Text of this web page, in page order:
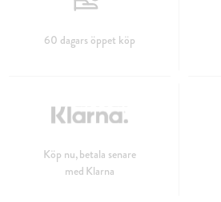
60 dagars öppet köp
Köp nu, betala senare
med Klarna